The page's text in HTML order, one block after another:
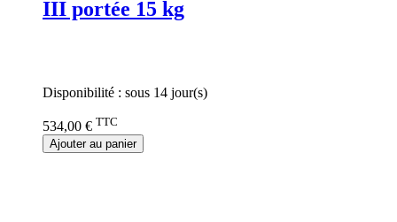
III portée 15 kg
Disponibilité : sous 14 jour(s)
534,00 € TTC
Ajouter au panier